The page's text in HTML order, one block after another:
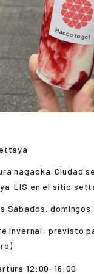
nagaoka Ciudad
LIS en el sitio
Sábados, domingos
invernal: previsto
12:00-16:00